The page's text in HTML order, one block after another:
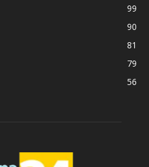
99
90
81
79
56